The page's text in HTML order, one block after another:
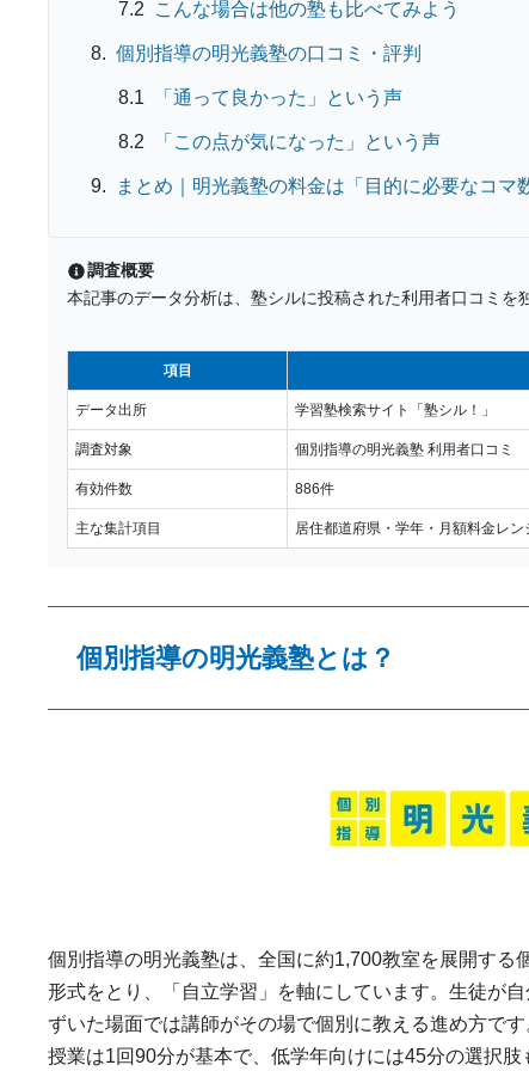
こんな場合は他の塾も比べてみよう
個別指導の明光義塾の口コミ・評判
「通って良かった」という声
「この点が気になった」という声
まとめ｜明光義塾の料金は「目的に必要なコマ
調査概要
本記事のデータ分析は、塾シルに投稿された利用者口コミを
項目
データ出所 学習塾検索サイト「塾シル！」
調査対象 個別指導の明光義塾 利用者口コミ
有効件数 886件
主な集計項目 居住都道府県・学年・月額料金レ
個別指導の明光義塾とは？
個別指導の明光義塾は、全国に約1,700教室を展開す
形式をとり、「自立学習」を軸にしています。生徒が
ずいた場面では講師がその場で個別に教える進め方です
授業は1回90分が基本で、低学年向けには45分の選択